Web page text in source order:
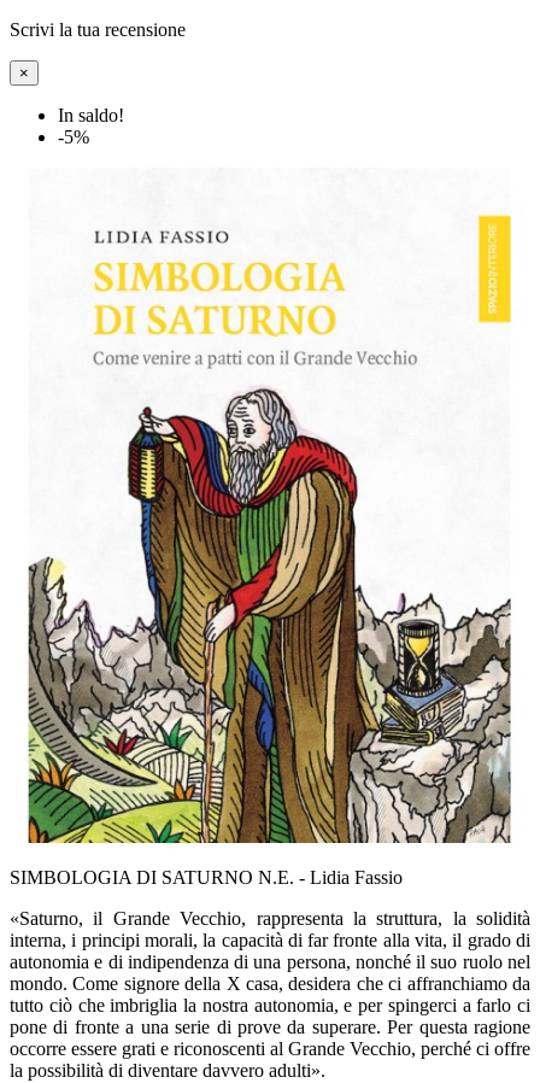
Scrivi la tua recensione
×
In saldo!
-5%
SIMBOLOGIA DI SATURNO N.E. - Lidia Fassio
«Saturno, il Grande Vecchio, rappresenta la struttura, la solidità
interna, i principi morali, la capacità di far fronte alla vita, il grado di
autonomia e di indipendenza di una persona, nonché il suo ruolo nel
mondo. Come signore della X casa, desidera che ci affranchiamo da
tutto ciò che imbriglia la nostra autonomia, e per spingerci a farlo ci
pone di fronte a una serie di prove da superare. Per questa ragione
occorre essere grati e riconoscenti al Grande Vecchio, perché ci offre
la possibilità di diventare davvero adulti».